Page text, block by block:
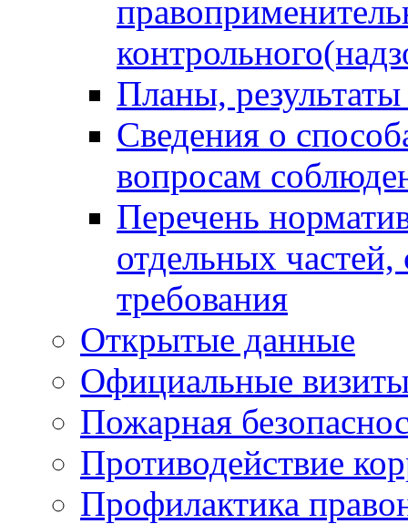
Планы,
Сведения о
вопросам
Перечень
отдельных
требования
Открытые данные
Официальные
Пожарная
Противодействие
Профилактика